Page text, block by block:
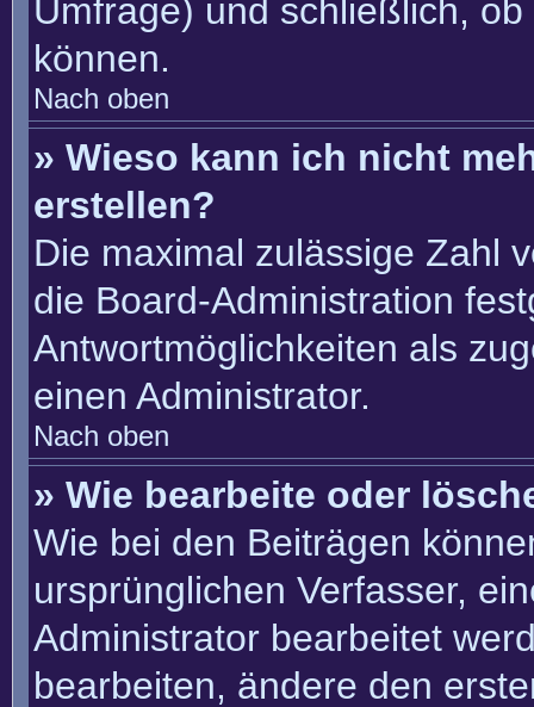
Umfrage) und schließlich,
können.
Nach oben
» Wieso kann ich nicht
erstellen?
Die maximal zulässige Zahl
die Board-Administration
Antwortmöglichkeiten als
einen Administrator.
Nach oben
» Wie bearbeite oder
Wie bei den Beiträgen
ursprünglichen Verfasser,
Administrator bearbeitet
bearbeiten, ändere den